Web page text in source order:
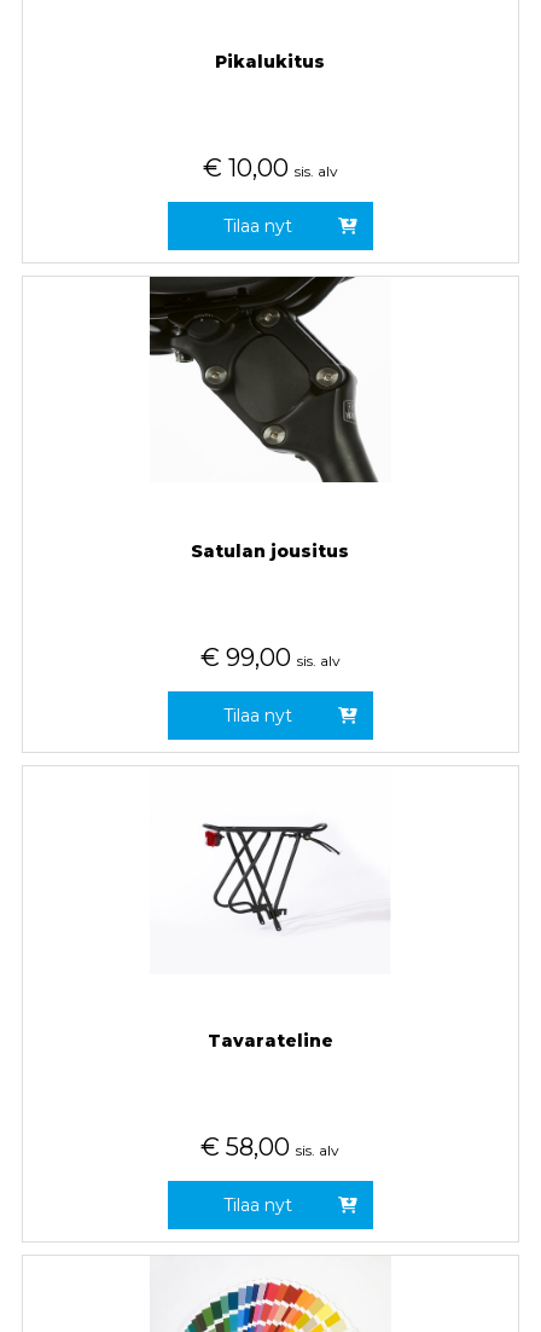
Pikalukitus
€ 10,00 sis. alv
Tilaa nyt
Satulan jousitus
€ 99,00 sis. alv
Tilaa nyt
Tavarateline
€ 58,00 sis. alv
Tilaa nyt